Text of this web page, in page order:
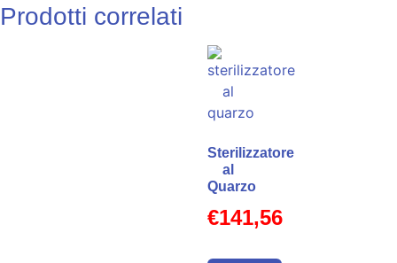
Prodotti correlati
Sterilizzatore
al
Quarzo
€141,56